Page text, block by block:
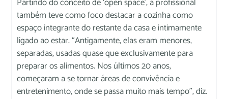
também teve como foco destacar a cozinha como
espaço integrante do restante da casa e intimamente
ligado ao estar. “Antigamente, elas eram menores,
separadas, usadas quase que exclusivamente para
preparar os alimentos. Nos últimos 20 anos,
começaram a se tornar áreas de convivência e
entretenimento, onde se passa muito mais tempo”, diz.